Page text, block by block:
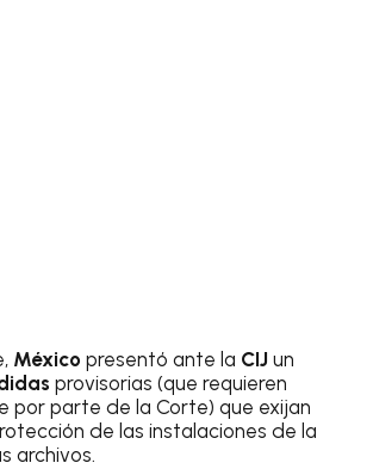
México presentó ante la CIJ un
provisorias (que requieren
por parte de la Corte) que exijan
de las instalaciones de la
archivos.